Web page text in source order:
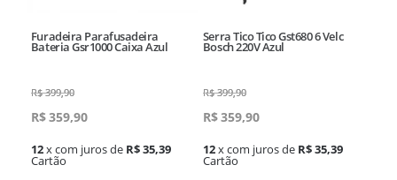
Furadeira Parafusadeira
Bateria Gsr1000 Caixa Azul
R$ 399,90
R$359,90
12x com juros de R$ 35,39
Cartão
Serra Tico Tico Gst680 6 Velc
Bosch 220V Azul
R$ 399,90
R$359,90
12x com juros de R$ 35,39
Cartão